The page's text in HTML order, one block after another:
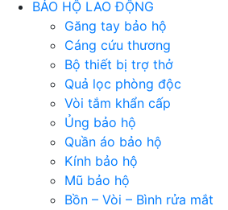
BẢO HỘ LAO ĐỘNG
Găng tay bảo hộ
Cáng cứu thương
Bộ thiết bị trợ thở
Quả lọc phòng độc
Vòi tắm khẩn cấp
Ủng bảo hộ
Quần áo bảo hộ
Kính bảo hộ
Mũ bảo hộ
Bồn – Vòi – Bình rửa mắt